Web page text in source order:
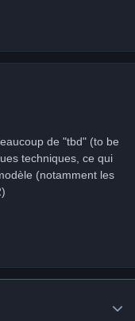
de "tbd" (to be
techniques, ce qui
(notamment les